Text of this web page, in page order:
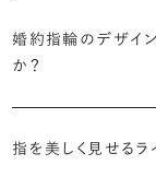
えたデザイン。愛ら
るという点でも人気
す。
絞り、次にアームの
婚約指輪のデザイ
か？
指を美しく見せる